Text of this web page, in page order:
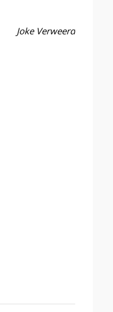
Joke Verweerd